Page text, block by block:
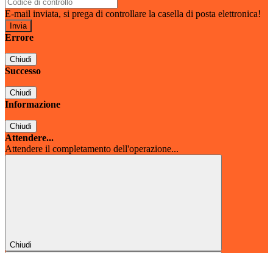
E-mail inviata, si prega di controllare la casella di posta elettronica!
Errore
Chiudi
Successo
Chiudi
Informazione
Chiudi
Attendere...
Attendere il completamento dell'operazione...
Chiudi